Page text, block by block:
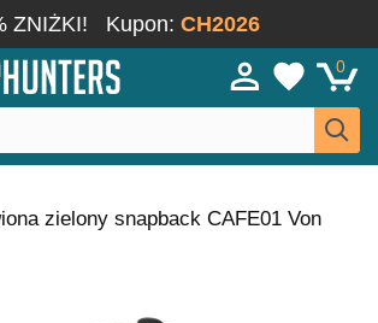
ZNIŻKI! Kupon: CH2026
0
zielony snapback CAFE01 Von